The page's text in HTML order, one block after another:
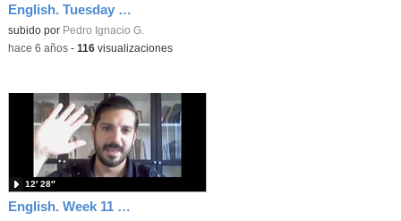
English. Tuesday 19th of January
Contenido educativo.
subido por Pedro Ignacio G.
-hace 6 años- 116visualizaciones
English. Week 11 Plan. Monday, 8th of June
12′ 28″